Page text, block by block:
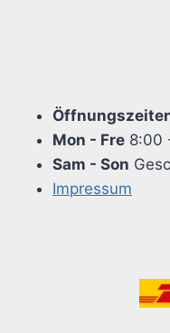
Mon - Fre 8:00
Sam - Son
Impressum